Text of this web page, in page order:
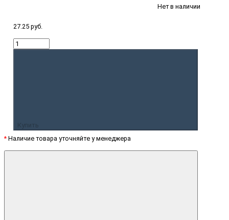
Нет в наличии
27.25 руб.
Купить
* Наличие товара уточняйте у менеджера